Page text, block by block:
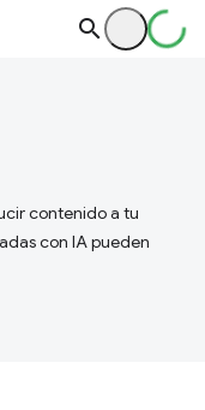
contenido a tu
con IA pueden